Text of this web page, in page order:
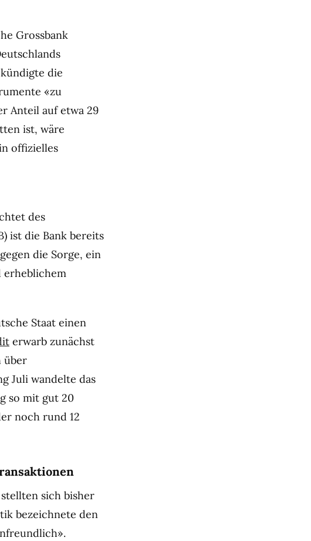
Grossbank
die
«zu
Anteil auf etwa 29
ist, wäre
offizielles
des
ist die Bank bereits
die Sorge, ein
erheblichem
Staat einen
erwarb zunächst
über
Juli wandelte das
so mit gut 20
noch rund 12
sich bisher
bezeichnete den